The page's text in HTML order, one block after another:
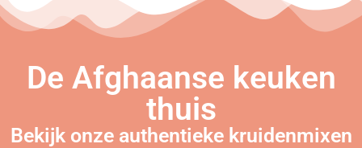
De Afghaanse keuken
thuis
Bekijk onze authentieke kruidenmixen